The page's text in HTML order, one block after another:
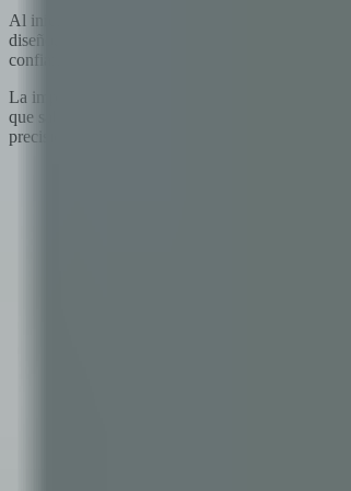
Al inicio del proyecto, antes de definir los
diseño, el rango se reduce a aproximadamente
confianza.
La implicación para el negocio es que pedir una
que sabemos hoy, nuestra mejor estimación es
precisión el estado real de la incertidumbre.